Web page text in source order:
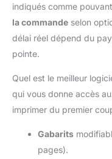
indiqués comme
la commande selon
délai réel dépend du
pointe.
Quel est le meilleur
qui vous donne accès
imprimer du premier
Gabarits
pages).